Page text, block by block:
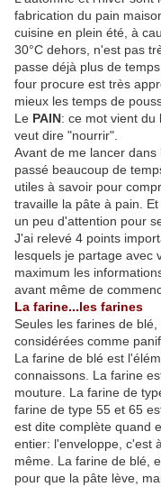
fabrication du pain
cuisine en plein été, à
30°C dehors, n'est pas
passe déjà plus de
four procure est très
mieux les temps de
Le PAIN: ce mot vient du
veut dire "nourrir".
Avant de me lancer
passé beaucoup de
utiles à savoir pour
travaille la pâte à pain.
un peu d'attention pour
J'ai relevé 4 points
lesquels je partage avec
maximum les
avant même de
La farine...les farines
Seules les farines de
considérées comme
La farine de blé est
connaissons. La farine
mouture. La farine de
farine de type 55 et 65
est dite complète quand
entier: l'enveloppe, c'est
même. La farine de blé,
pour que la pâte lève,